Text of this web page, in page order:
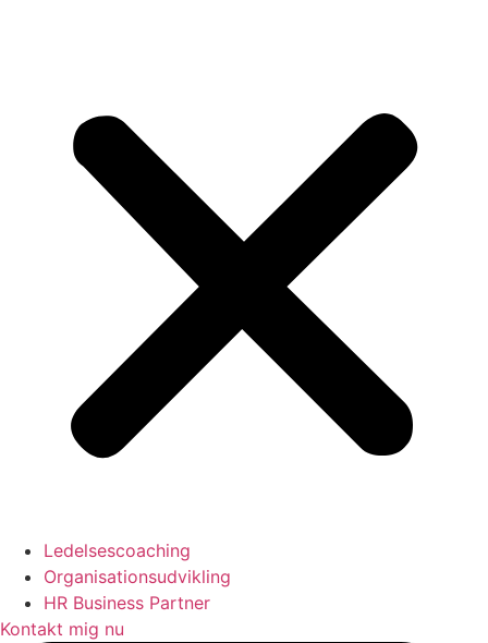
Ledelsescoaching
Organisationsudvikling
HR Business Partner
Kontakt mig nu